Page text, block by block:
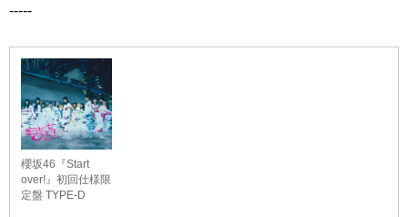
-----
櫻坂46『Start
over!』初回仕様限
定盤 TYPE-D